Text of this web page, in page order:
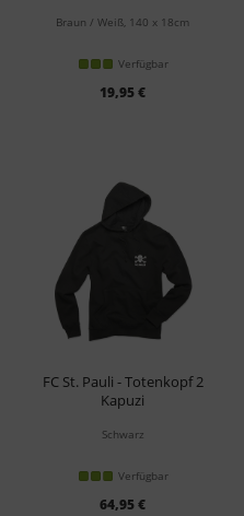
Braun / Weiß, 140 x 18cm
Verfügbar
19,95 €
FC St. Pauli - Totenkopf 2
Kapuzi
Schwarz
Verfügbar
64,95 €